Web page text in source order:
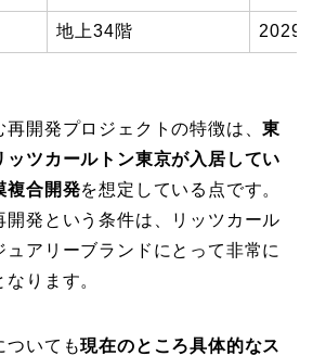
地上34階 2029
再開発プロジェクトの特徴は、東
ッツカールトン東京が入居してい
複合開発を想定している点です。
開発という条件は、リッツカール
ュアリーブランドにとって非常に
ります。
ついても現在のところ具体的なス